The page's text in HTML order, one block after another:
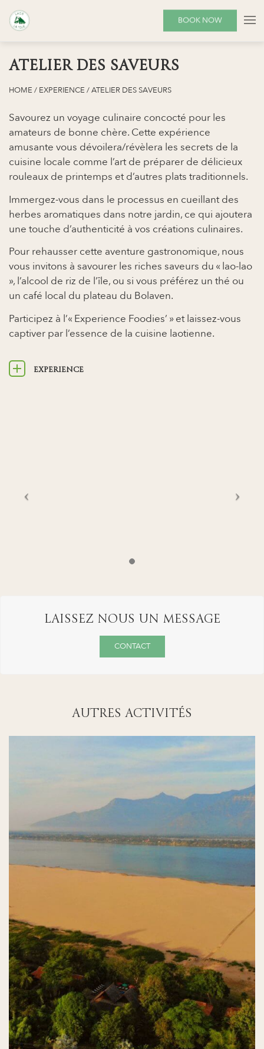
BOOK NOW
ATELIER DES SAVEURS
HOME / EXPERIENCE /ATELIER DES SAVEURS
Savourez un voyage culinaire concocté pour les
amateurs de bonne chère. Cette expérience
amusante vous dévoilera/révèlera les secrets de la
cuisine locale comme l’art de préparer de délicieux
rouleaux de printemps et d’autres plats traditionnels.
Immergez-vous dans le processus en cueillant des
herbes aromatiques dans notre jardin, ce qui ajoutera
une touche d’authenticité à vos créations culinaires.
Pour rehausser cette aventure gastronomique, nous
vous invitons à savourer les riches saveurs du « lao-lao
», l’alcool de riz de l’île, ou si vous préférez un thé ou
un café local du plateau du Bolaven.
Participez à l’« Experience Foodies’ » et laissez-vous
captiver par l’essence de la cuisine laotienne.
EXPERIENCE
LAISSEZ NOUS UN MESSAGE
CONTACT
AUTRES ACTIVITÉS